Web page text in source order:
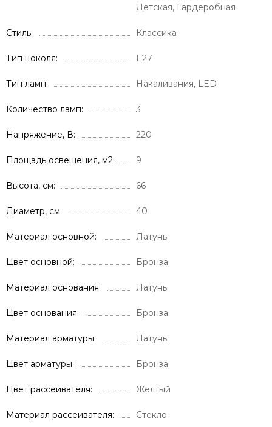
Детская, Гардеробная
Стиль Классика
Тип цоколя E27
Тип ламп Накаливания, LED
Количество ламп 3
Напряжение, В 220
Площадь освещения, м2 9
Высота, см 66
Диаметр, см 40
Материал основной Латунь
Цвет основной Бронза
Материал основания Латунь
Цвет основания Бронза
Материал арматуры Латунь
Цвет арматуры Бронза
Цвет рассеивателя Желтый
Материал рассеивателя Стекло